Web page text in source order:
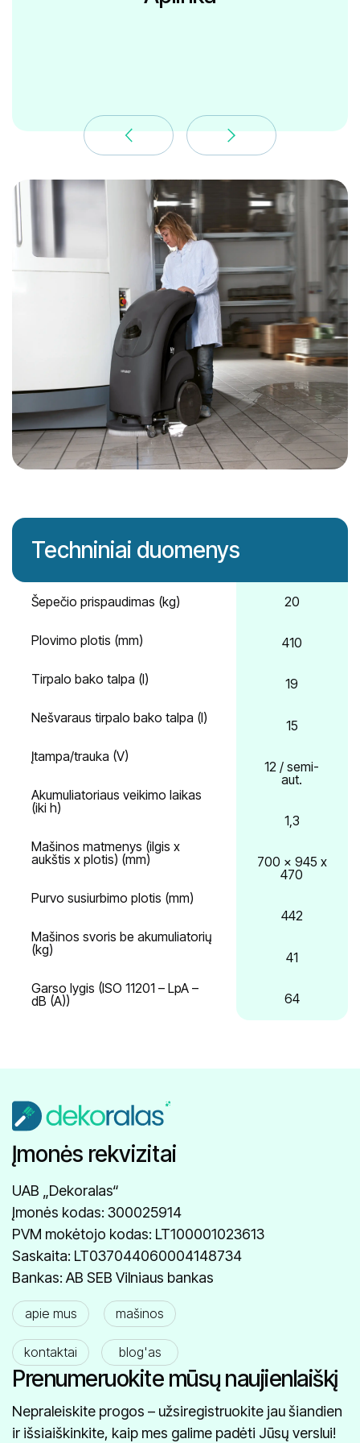
Fimap My16
1:56
Techniniai duomenys
Šepečio prispaudimas (kg)
Plovimo plotis (mm)
Tirpalo bako talpa (l)
Nešvaraus tirpalo bako talpa (l)
Įtampa/trauka (V)
Akumuliatoriaus veikimo laikas
(iki h)
Mašinos matmenys (ilgis x
aukštis x plotis) (mm)
Purvo susiurbimo plotis (mm)
Mašinos svoris be akumuliatorių
(kg)
Garso lygis (ISO 11201 – LpA –
dB (A))
20
410
19
15
12 / semi-
aut.
1,3
700 x 945 x
470
442
41
64
Įmonės rekvizitai
UAB „Dekoralas“
Įmonės kodas: 300025914
PVM mokėtojo kodas: LT100001023613
Saskaita: LT037044060004148734
Bankas: AB SEB Vilniaus bankas
apie mus mašinos
kontaktai blog'as
Prenumeruokite mūsų naujienlaiškį
Nepraleiskite progos – užsiregistruokite jau šiandien
ir išsiaiškinkite, kaip mes galime padėti Jūsų verslui!